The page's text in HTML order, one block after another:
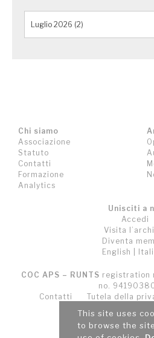
This site uses
to browse the
Chi siamo
Associazione
Statuto
Contatti
Formazione
Analytics
Unisciti a
Accedi
Visita
Diventa
English
COC APS – RUNTS registration
no.
Contatti
Tutela della